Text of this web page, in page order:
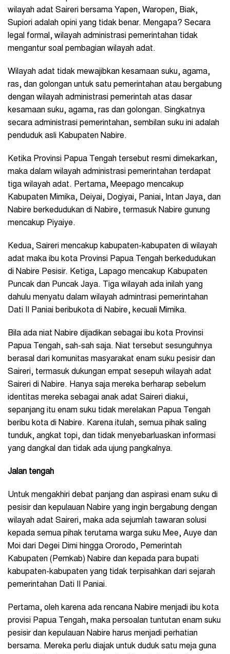
wilayah adat Saireri bersama Yapen, Waropen, Biak,
Supiori adalah opini yang tidak benar. Mengapa? Secara
legal formal, wilayah administrasi pemerintahan tidak
mengantur soal pembagian wilayah adat.
Wilayah adat tidak mewajibkan kesamaan suku, agama,
ras, dan golongan untuk satu pemerintahan atau bergabung
dengan wilayah administrasi pemerintah atas dasar
kesamaan suku, agama, ras dan golongan. Singkatnya
secara administrasi pemerintahan, sembilan suku ini adalah
penduduk asli Kabupaten Nabire.
Ketika Provinsi Papua Tengah tersebut resmi dimekarkan,
maka dalam wilayah administrasi pemerintahan terdapat
tiga wilayah adat. Pertama, Meepago mencakup
Kabupaten Mimika, Deiyai, Dogiyai, Paniai, Intan Jaya, dan
Nabire berkedudukan di Nabire, termasuk Nabire gunung
mencakup Piyaiye.
Kedua, Saireri mencakup kabupaten-kabupaten di wilayah
adat maka ibu kota Provinsi Papua Tengah berkedudukan
di Nabire Pesisir. Ketiga, Lapago mencakup Kabupaten
Puncak dan Puncak Jaya. Tiga wilayah ada inilah yang
dahulu menyatu dalam wilayah admintrasi pemerintahan
Dati II Paniai beribukota di Nabire, kecuali Mimika.
Bila ada niat Nabire dijadikan sebagai ibu kota Provinsi
Papua Tengah, sah-sah saja. Niat tersebut sesunguhnya
berasal dari komunitas masyarakat enam suku pesisir dan
Saireri, termasuk dukungan empat sesepuh wilayah adat
Saireri di Nabire. Hanya saja mereka berharap sebelum
identitas mereka sebagai anak adat Saireri diakui,
sepanjang itu enam suku tidak merelakan Papua Tengah
beribu kota di Nabire. Karena itulah, semua pihak saling
tunduk, angkat topi, dan tidak menyebarluaskan informasi
yang dangkal dan tidak ada ujung pangkalnya.
Jalan tengah
Untuk mengakhiri debat panjang dan aspirasi enam suku di
pesisir dan kepulauan Nabire yang ingin bergabung dengan
wilayah adat Saireri, maka ada sejumlah tawaran solusi
kepada semua pihak terutama warga suku Mee, Auye dan
Moi dari Degei Dimi hingga Ororodo, Pemerintah
Kabupaten (Pemkab) Nabire dan kepada para bupati
kabupaten-kabupaten yang tidak terpisahkan dari sejarah
pemerintahan Dati II Paniai.
Pertama, oleh karena ada rencana Nabire menjadi ibu kota
provisi Papua Tengah, maka persoalan tuntutan enam suku
pesisir dan kepulauan Nabire harus menjadi perhatian
bersama. Mereka perlu diajak untuk duduk satu meja guna